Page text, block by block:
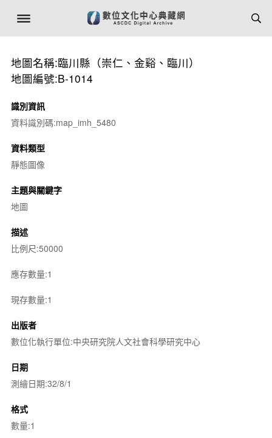
地圖名稱:臨川縣（崇仁、金谿、臨川）
地圖編號:B-1014
識別資訊
資料識別碼:map_imh_5480
資料類型
靜態圖像
主題與關鍵字
地圖
描述
比例尺:50000
應存數量:1
現存數量:1
出版者
數位化執行單位:中央研究院人文社會科學研究中心
日期
測繪日期:32/8/1
格式
數量:1